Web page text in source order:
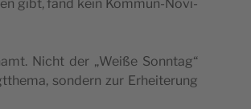
gibt, fand kein Kom­mun-Novi­
Nicht der „Wei­ße Sonn­tag“
son­dern zur Erhei­te­rung